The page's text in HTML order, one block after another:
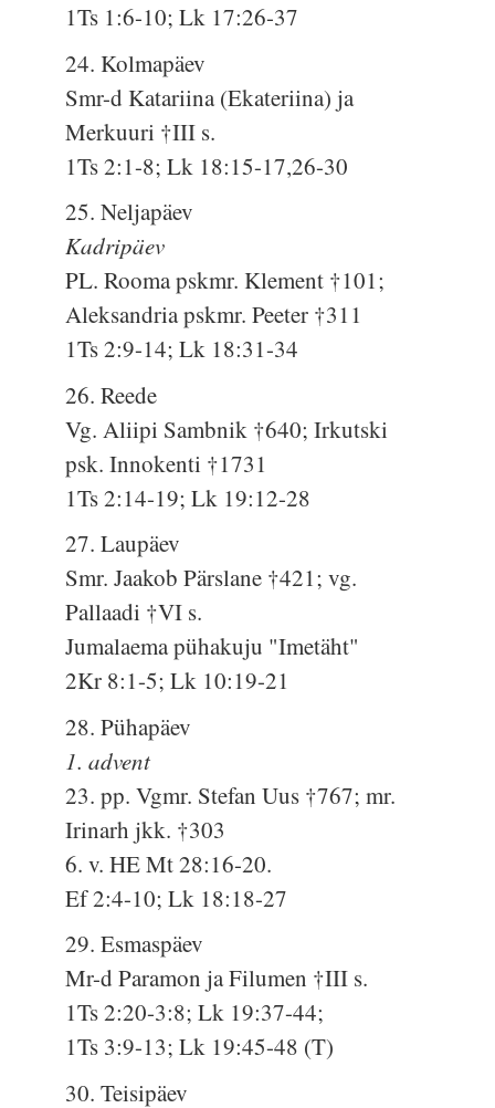
1Ts 1:6-10; Lk 17:26-37
24. Kolmapäev
Smr-d Katariina (Ekateriina) ja
Merkuuri †III s.
1Ts 2:1-8; Lk 18:15-17,26-30
25. Neljapäev
Kadripäev
PL. Rooma pskmr. Klement †101;
Aleksandria pskmr. Peeter †311
1Ts 2:9-14; Lk 18:31-34
26. Reede
Vg. Aliipi Sambnik †640; Irkutski
psk. Innokenti †1731
1Ts 2:14-19; Lk 19:12-28
27. Laupäev
Smr. Jaakob Pärslane †421; vg.
Pallaadi †VI s.
Jumalaema pühakuju "Imetäht"
2Kr 8:1-5; Lk 10:19-21
28. Pühapäev
1. advent
23. pp. Vgmr. Stefan Uus †767; mr.
Irinarh jkk. †303
6. v. HE Mt 28:16-20.
Ef 2:4-10; Lk 18:18-27
29. Esmaspäev
Mr-d Paramon ja Filumen †III s.
1Ts 2:20-3:8; Lk 19:37-44;
1Ts 3:9-13; Lk 19:45-48 (T)
30. Teisipäev